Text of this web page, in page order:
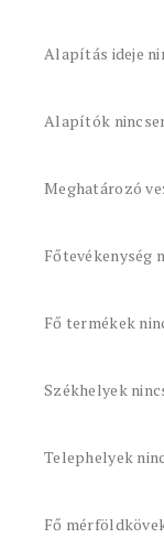
Alapítás ideje
Alapítók
Meghatározó
Főtevékenység
Fő termékek
Székhelyek
Telephelyek
Fő